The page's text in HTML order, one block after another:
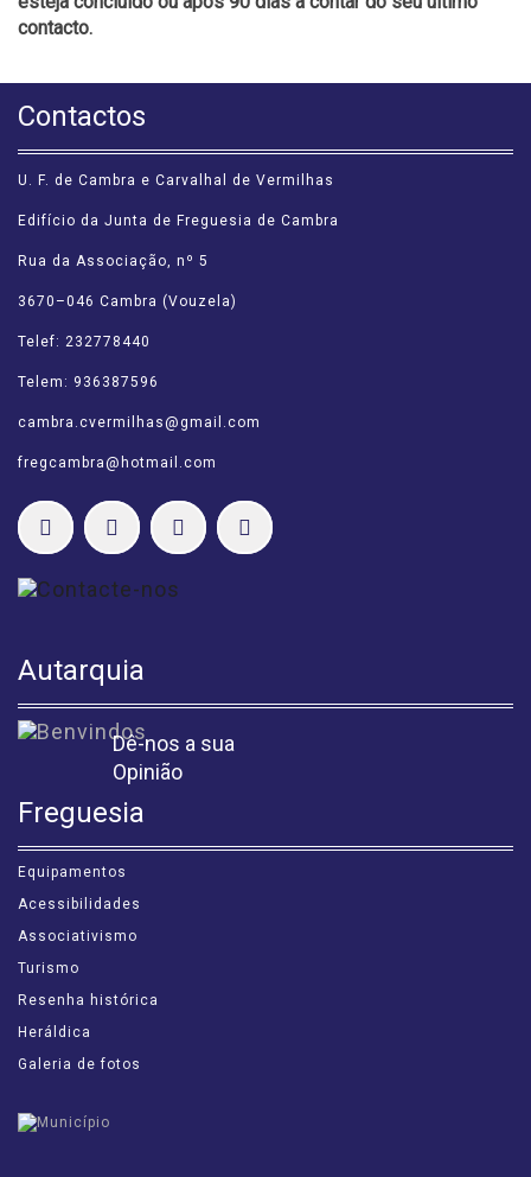
contacto.
Contactos
U. F. de Cambra e Carvalhal de Vermilhas
Edifício da Junta de Freguesia de Cambra
Rua da Associação, nº 5
3670–046 Cambra (Vouzela)
Telef: 232778440
Telem: 936387596
cambra.cvermilhas@gmail.com
fregcambra@hotmail.com
Autarquia
Dê-nos a sua
Opinião
Freguesia
Equipamentos
Acessibilidades
Associativismo
Turismo
Resenha histórica
Heráldica
Galeria de fotos